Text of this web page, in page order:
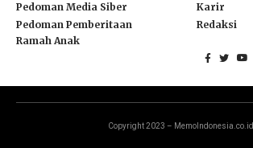
Pedoman Media Siber
Pedoman Pemberitaan
Ramah Anak
Karir
Redaksi
Copyright 2023 – MemoIndonesia.co.id